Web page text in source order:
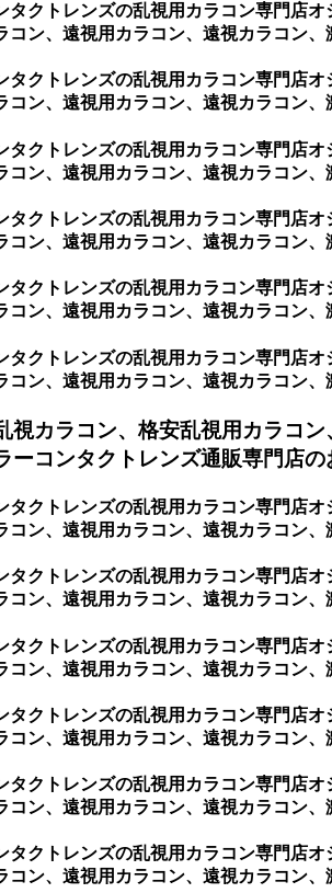
タクトレンズの乱視用カラコン専門店
コン、遠視用カラコン、遠視カラコン
タクトレンズの乱視用カラコン専門店
コン、遠視用カラコン、遠視カラコン
タクトレンズの乱視用カラコン専門店
コン、遠視用カラコン、遠視カラコン
タクトレンズの乱視用カラコン専門店
コン、遠視用カラコン、遠視カラコン
タクトレンズの乱視用カラコン専門店
コン、遠視用カラコン、遠視カラコン
タクトレンズの乱視用カラコン専門店
コン、遠視用カラコン、遠視カラコン
視カラコン、格安乱視用カラコ
ーコンタクトレンズ通販専門店
タクトレンズの乱視用カラコン専門店
コン、遠視用カラコン、遠視カラコン
タクトレンズの乱視用カラコン専門店
コン、遠視用カラコン、遠視カラコン
タクトレンズの乱視用カラコン専門店
コン、遠視用カラコン、遠視カラコン
タクトレンズの乱視用カラコン専門店
コン、遠視用カラコン、遠視カラコン
タクトレンズの乱視用カラコン専門店
コン、遠視用カラコン、遠視カラコン
タクトレンズの乱視用カラコン専門店
コン、遠視用カラコン、遠視カラコン